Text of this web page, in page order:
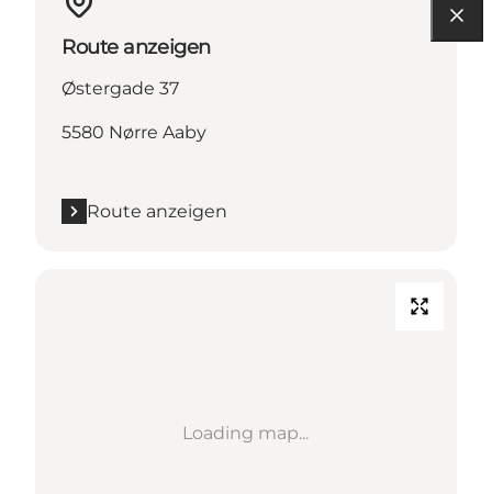
Route anzeigen
Østergade 37
5580 Nørre Aaby
Route anzeigen
Loading map...